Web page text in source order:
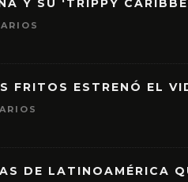
Y SU ‘TRIPPY
FRITOS ESTRENÓ EL
DE LATINOAMÉRICA